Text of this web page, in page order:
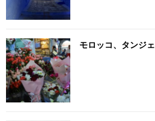
モロッコ、タンジェ